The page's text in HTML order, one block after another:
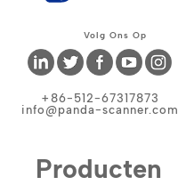
Volg Ons Op
+86-512-67317873
info@panda-scanner.com
Producten